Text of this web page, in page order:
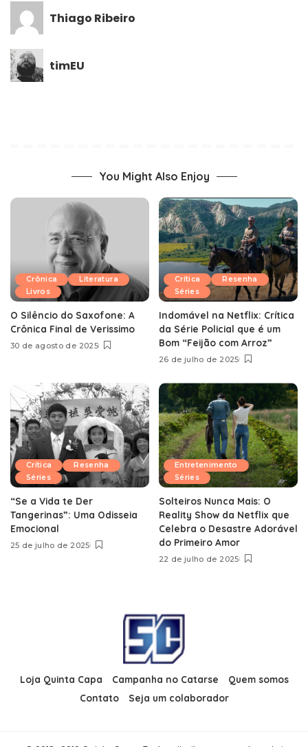
Thiago Ribeiro
timEU
You Might Also Enjoy
Crônica
Literatura
Livros
O Silêncio do Saxofone: A
Crônica Final de Verissimo
30 de agosto de 2025
Crítica
Resenha
Séries
Indomável na Netflix: Crítica
da Série Policial que é um
Bom “Feijão com Arroz”
26 de julho de 2025
Crítica
Resenha
Séries
“Se a Vida te Der
Tangerinas”: Uma Odisseia
Emocional
25 de julho de 2025
Entretenimento
Séries
Solteiros Nunca Mais: O
Reality Show da Netflix que
Celebra o Desastre Adorável
do Primeiro Amor
22 de julho de 2025
Loja Quinta Capa Campanha no Catarse
Quem somos
Contato
Seja um colaborador